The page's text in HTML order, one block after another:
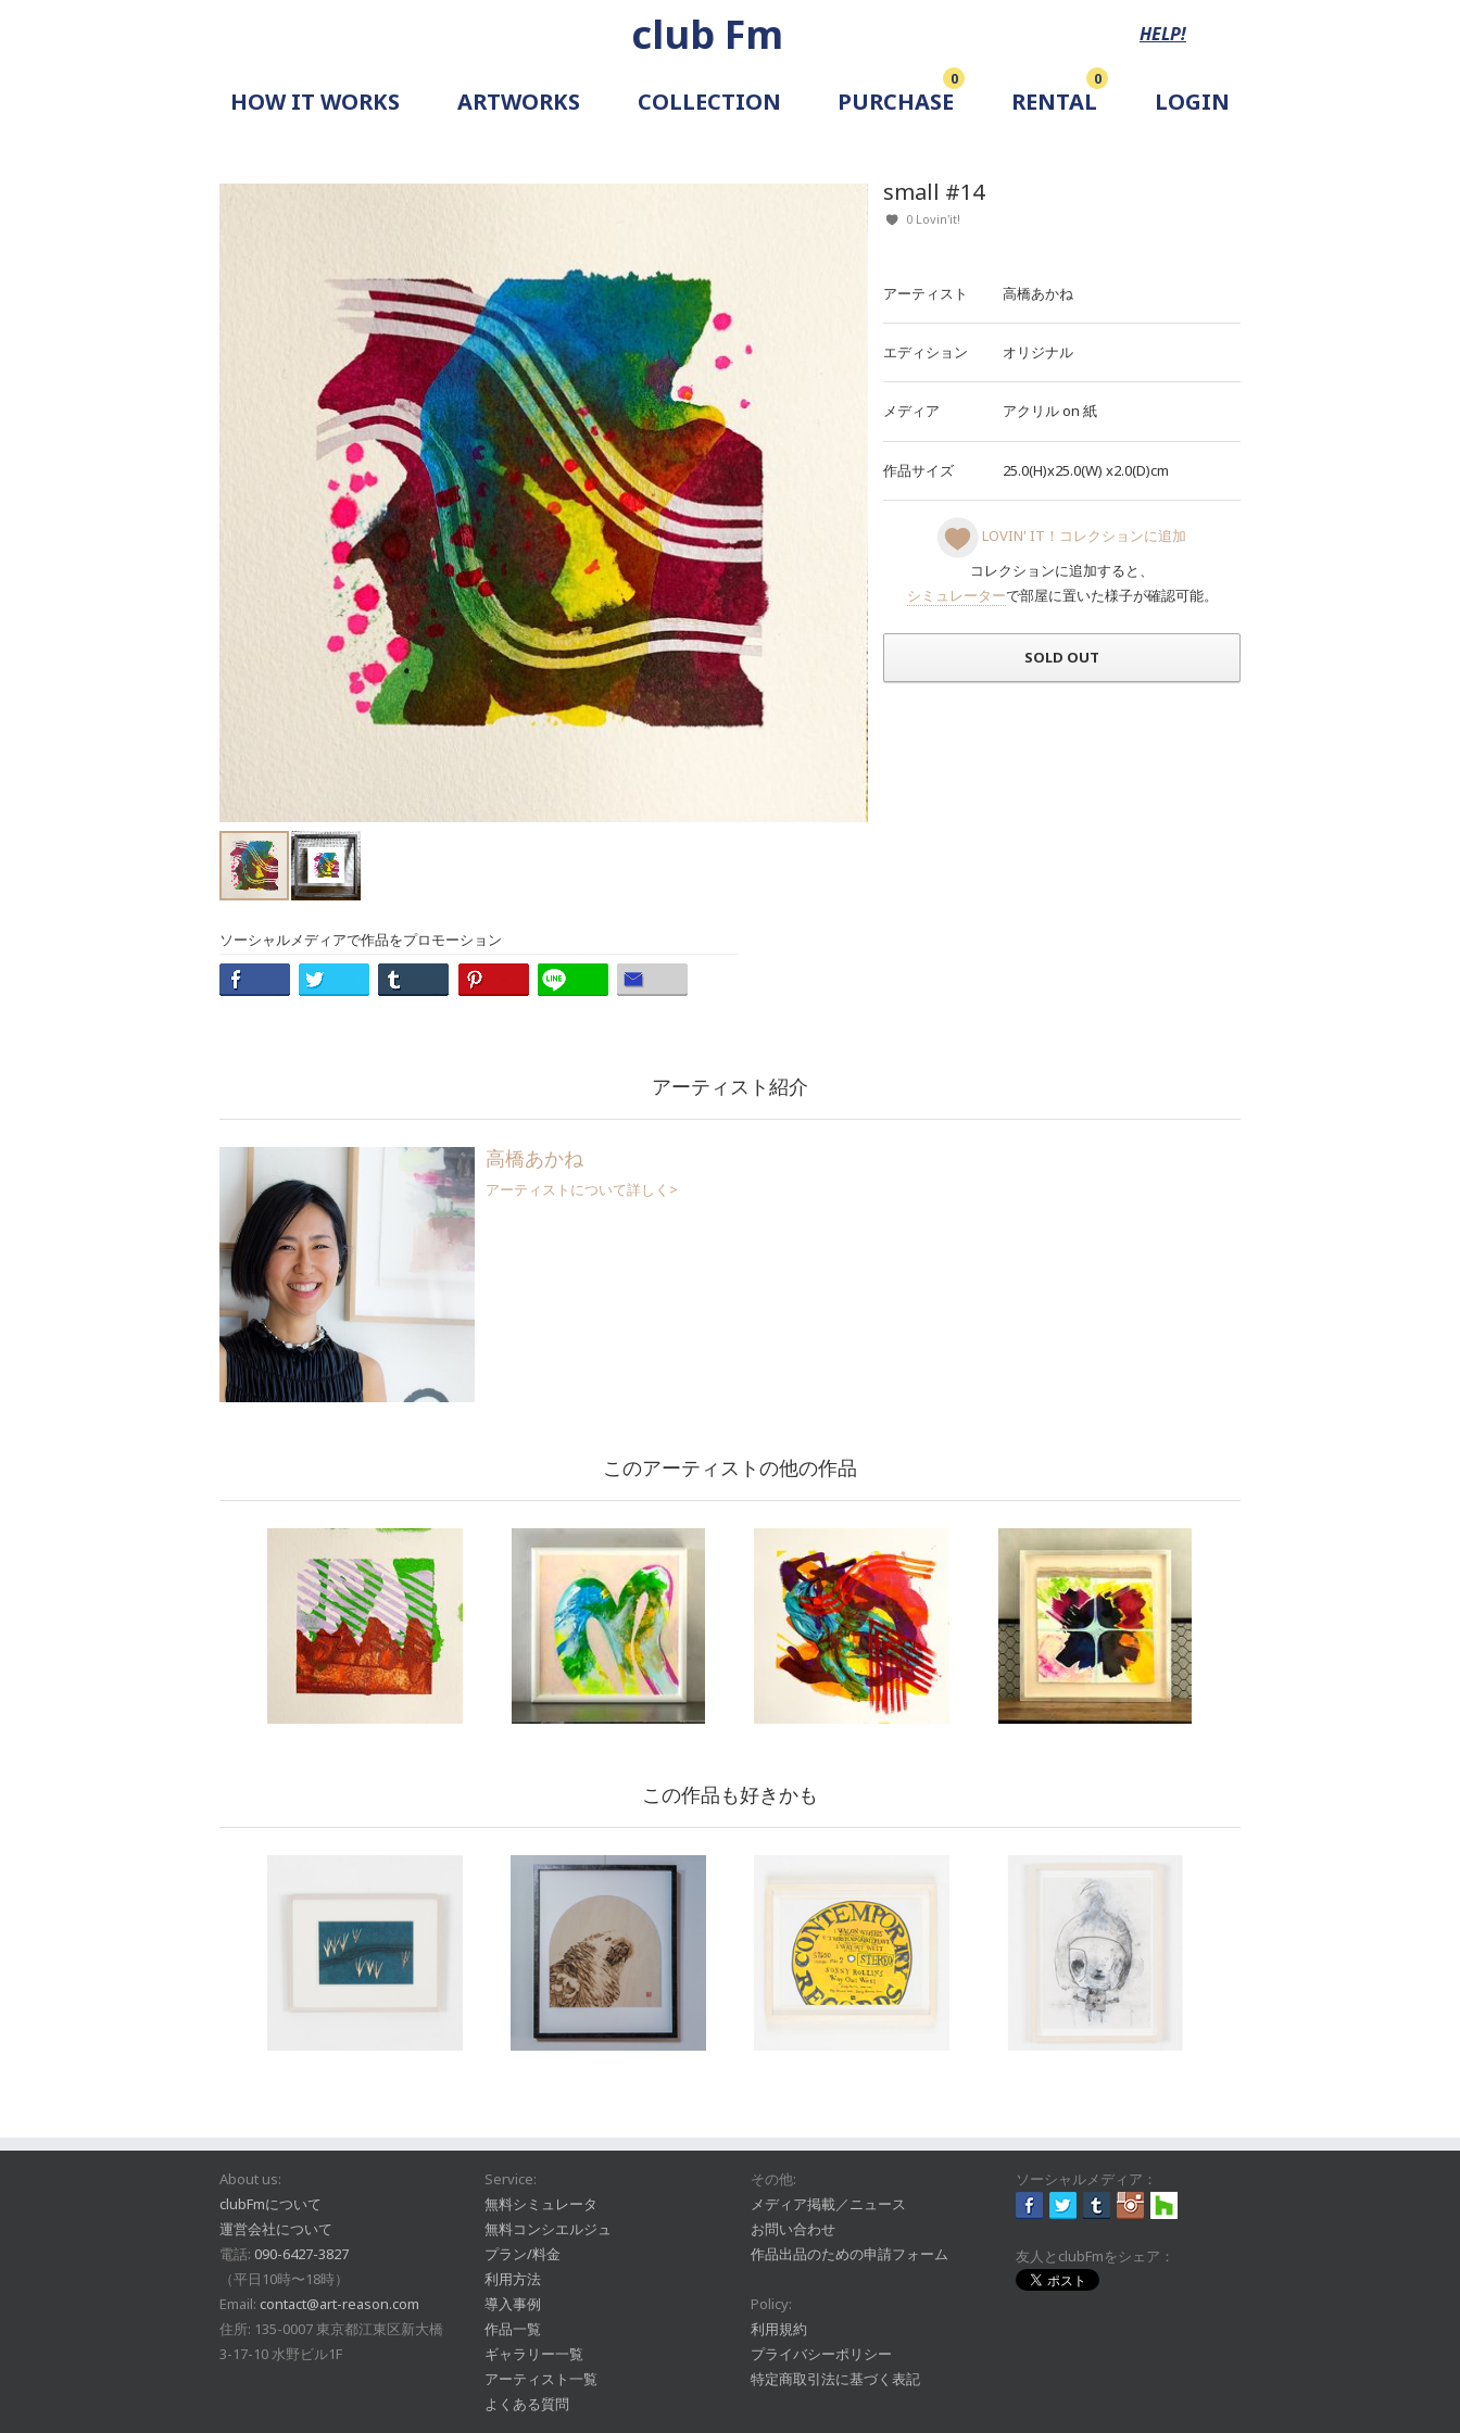
club Fm HELP!
HOW IT WORKS
DOCUMENT
REQUEST
ARTWORKS
COLLECTION
PURCHASE
0
RENTAL
0
LOGIN
ソーシャルメディアで作品をプロモーション
small #14
0 Lovin'it!
アーティスト 高橋あかね
エディション オリジナル
メディア アクリルon 紙
作品サイズ 25.0(H)x25.0(W) x2.0(D)cm
LOVIN' IT！コレクションに追加
コレクションに追加すると、
シミュレーターで部屋に置いた様子が確認可能。
SOLD OUT
アーティスト紹介
高橋あかね
アーティストについて詳しく>
このアーティストの他の作品
この作品も好きかも
About us:
clubFmについて
運営会社について
電話: 090-6427-3827
（平日10時〜18時）
Email: contact@art-reason.com
住所: 135-0007 東京都江東区新大橋
3-17-10 水野ビル1F
Service:
無料シミュレータ
無料コンシエルジュ
プラン/料金
利用方法
導入事例
作品一覧
ギャラリー一覧
アーティスト一覧
よくある質問
その他:
メディア掲載／ニュース
お問い合わせ
作品出品のための申請フォーム
Policy:
利用規約
プライバシーポリシー
特定商取引法に基づく表記
ソーシャルメディア：
友人とclubFmをシェア：